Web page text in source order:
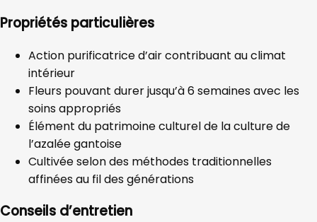
Propriétés particulières
Action purificatrice d’air contribuant au climat
intérieur
Fleurs pouvant durer jusqu’à 6 semaines avec les
soins appropriés
Élément du patrimoine culturel de la culture de
l’azalée gantoise
Cultivée selon des méthodes traditionnelles
affinées au fil des générations
Conseils d’entretien